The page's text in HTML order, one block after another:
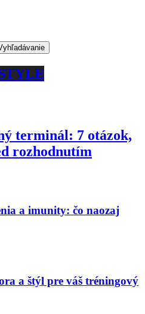
terminál: 7 otázok,
rozhodnutím
a imunity: čo naozaj
a štýl pre váš tréningový